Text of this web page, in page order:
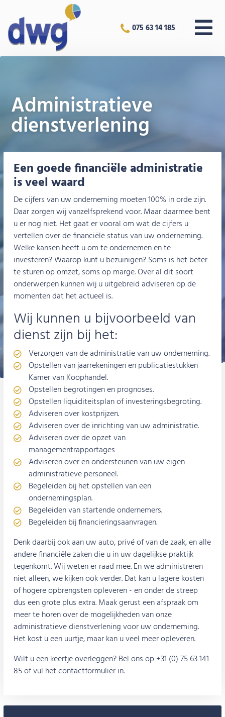
075 63 14 185
Administratieve
dienstverlening
Een goede financiële administratie
is veel waard
De cijfers van uw onderneming moeten 100% in orde zijn.
Daar zorgen wij vanzelfsprekend voor. Maar daarmee bent
u er nog niet. Het gaat er vooral om wat de cijfers u
vertellen over de financiële status van uw onderneming.
Welke kansen heeft u om te ondernemen en te
investeren? Waarop kunt u bezuinigen? Soms is het beter
te sturen op omzet, soms op marge. Over al dit soort
onderwerpen kunnen wij u uitgebreid adviseren op de
momenten dat het actueel is.
Wij kunnen u bijvoorbeeld van
dienst zijn bij het:
Verzorgen van de administratie van uw onderneming.
Opstellen van jaarrekeningen en publicatiestukken
Kamer van Koophandel.
Opstellen begrotingen en prognoses.
Opstellen liquiditeitsplan of investeringsbegroting.
Adviseren over kostprijzen.
Adviseren over de inrichting van uw administratie.
Adviseren over de opzet van
managementrapportages
Adviseren over en ondersteunen van uw eigen
administratieve personeel.
Begeleiden bij het opstellen van een
ondernemingsplan.
Begeleiden van startende ondernemers.
Begeleiden bij financieringsaanvragen.
Denk daarbij ook aan uw auto, privé of van de zaak, en alle
andere financiële zaken die u in uw dagelijkse praktijk
tegenkomt. Wij weten er raad mee. En we administreren
niet alleen, we kijken ook verder. Dat kan u lagere kosten
of hogere opbrengsten opleveren - en onder de streep
dus een grote plus extra. Maak gerust een afspraak om
meer te horen over de mogelijkheden van onze
administratieve dienstverlening voor uw onderneming.
Het kost u een uurtje, maar kan u veel meer opleveren.
Wilt u een keertje overleggen? Bel ons op +31 (0) 75 63 141
85of vul het contactformulier in.